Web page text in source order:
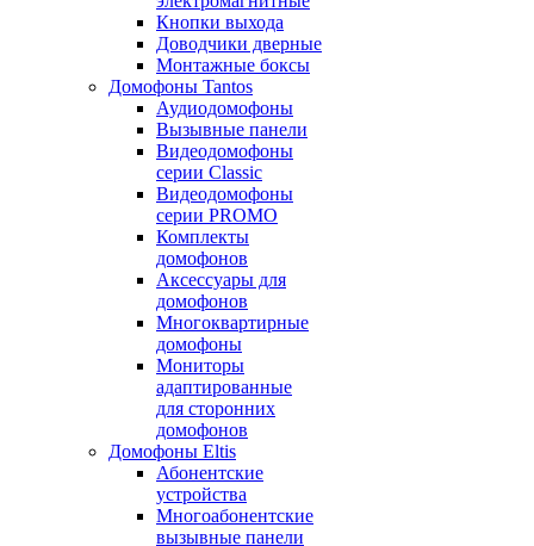
Кнопки выхода
Доводчики дверные
Монтажные боксы
Домофоны Tantos
Аудиодомофоны
Вызывные панели
Видеодомофоны
серии Classic
Видеодомофоны
серии PROMO
Комплекты
домофонов
Аксессуары для
домофонов
Многоквартирные
домофоны
Мониторы
адаптированные
для сторонних
домофонов
Домофоны Eltis
Абонентские
устройства
Многоабонентские
вызывные панели